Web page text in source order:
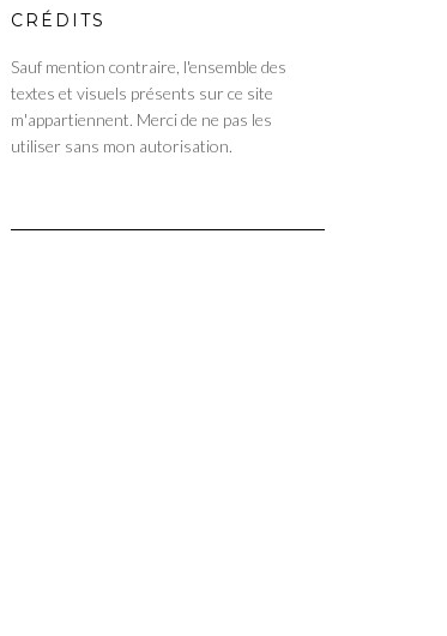
CRÉDITS
Sauf mention contraire, l'ensemble des
textes et visuels présents sur ce site
m'appartiennent. Merci de ne pas les
utiliser sans mon autorisation.